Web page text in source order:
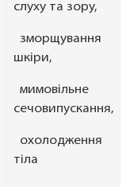
слуху та зору,
зморщування
шкіри,
мимовільне
сечовипускання,
охолодження
тіла